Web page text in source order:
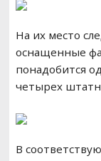
На их место
оснащенные
понадобится
четырех
В